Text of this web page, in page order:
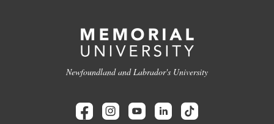
Newfoundland and Labrador's University